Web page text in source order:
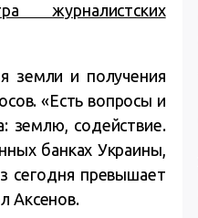
журналистских
земли и получения
«Есть вопросы и
землю, содействие.
банках Украины,
сегодня превышает
Аксенов.